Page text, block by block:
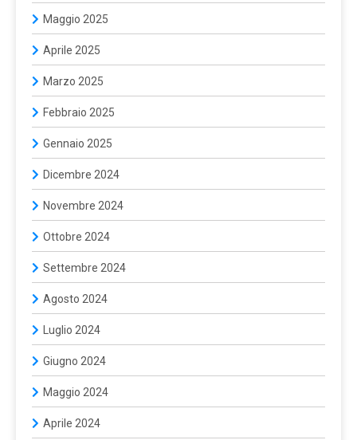
Maggio 2025
Aprile 2025
Marzo 2025
Febbraio 2025
Gennaio 2025
Dicembre 2024
Novembre 2024
Ottobre 2024
Settembre 2024
Agosto 2024
Luglio 2024
Giugno 2024
Maggio 2024
Aprile 2024